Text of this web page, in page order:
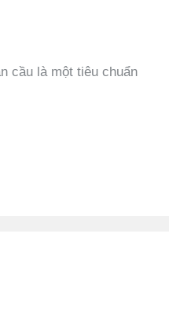
cầu là một tiêu chuẩn